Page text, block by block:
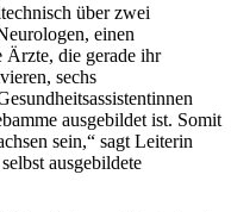
über zwei
einen
Ärzte, die gerade ihr
sechs
ausgebildet ist. Somit
sein,“ sagt Leiterin
ausgebildete